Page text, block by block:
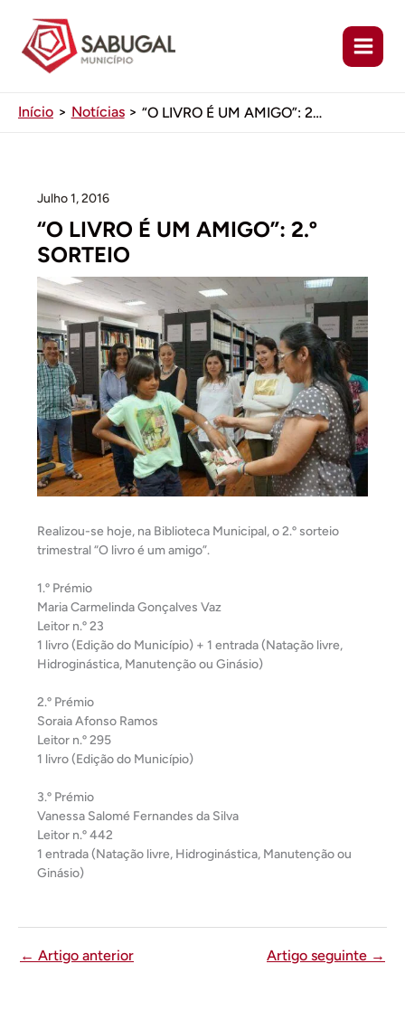
conteúdo
Início Notícias “O LIVRO É UM AMIGO”: 2.º SORTEIO
Julho 1, 2016
“O LIVRO É UM AMIGO”: 2.º
SORTEIO
Realizou-se hoje, na Biblioteca Municipal, o 2.º sorteio
trimestral “O livro é um amigo”.
1.º Prémio
Maria Carmelinda Gonçalves Vaz
Leitor n.º 23
1 livro (Edição do Município) + 1 entrada (Natação livre,
Hidroginástica, Manutenção ou Ginásio)
2.º Prémio
Soraia Afonso Ramos
Leitor n.º 295
1 livro (Edição do Município)
3.º Prémio
Vanessa Salomé Fernandes da Silva
Leitor n.º 442
1 entrada (Natação livre, Hidroginástica, Manutenção ou
Ginásio)
← Artigo anterior Artigo seguinte →